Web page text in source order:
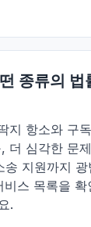
종류의 법
지 항소와 구
더 심각한 문
지원까지
스 목록을
.